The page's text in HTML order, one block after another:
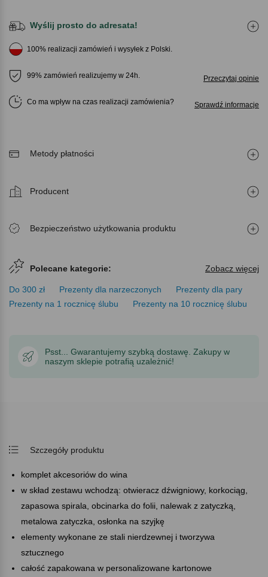
Wyślij prosto do adresata!
100% realizacji zamówień i wysyłek z Polski.
99% zamówień realizujemy w 24h. Przeczytaj opinie
Co ma wpływ na czas realizacji zamówienia Sprawdź informacje
Metody płatności
Producent
Bezpieczeństwo użytkowania produktu
Polecane kategorie: Zobacz więcej
Do 300 zł Prezenty dla narzeczonych
Prezenty dla pary
Prezenty na 1 rocznicę ślubu
Prezenty na 10 rocznicę ślubu
Psst... Gwarantujemy szybką dostawę. Zakupy w
naszym sklepie potrafią uzależnić!
Szczegóły produktu
komplet akcesoriów do wina
w skład zestawu wchodzą: otwieracz dźwigniowy, korkociąg,
zapasowa spirala, obcinarka do folii, nalewak z zatyczką,
metalowa zatyczka, osłonka na szyjkę
elementy wykonane ze stali nierdzewnej i tworzywa
sztucznego
całość zapakowana w personalizowane kartonowe